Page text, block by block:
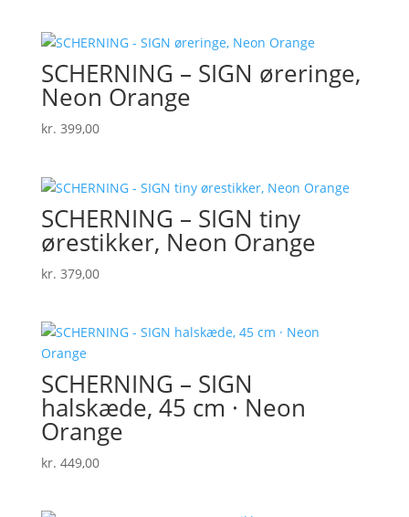
SCHERNING – SIGN øreringe,
Neon Orange
kr. 399,00
SCHERNING – SIGN tiny
ørestikker, Neon Orange
kr. 379,00
SCHERNING – SIGN
halskæde, 45 cm · Neon
Orange
kr. 449,00